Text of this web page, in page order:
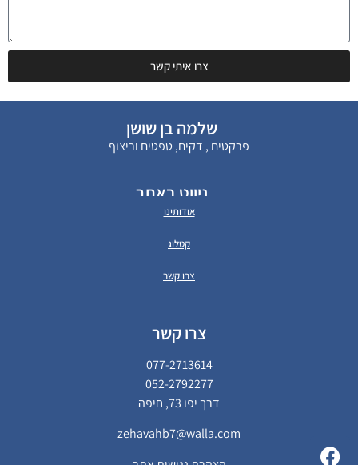
צרו איתי קשר
שלמה בן שושן
פרקטים , דקים, טפטים וריצוף
ניווט באתר
אודותינו
קטלוג
צרו קשר
צרו קשר
077-2713614
052-2792277
דרך יפו 73, חיפה
zehavahb7@walla.com